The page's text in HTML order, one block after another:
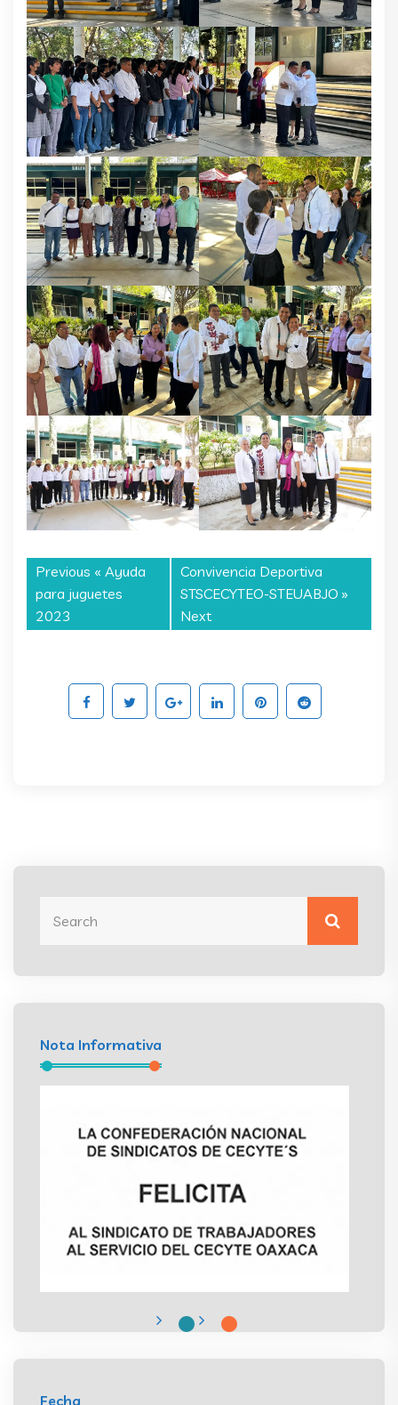
Previous « Ayuda
para juguetes
2023
Convivencia Deportiva
STSCECYTEO-STEUABJO »
Next
Nota Informativa
Fecha